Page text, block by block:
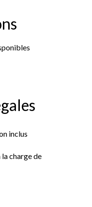
inclus
charge de